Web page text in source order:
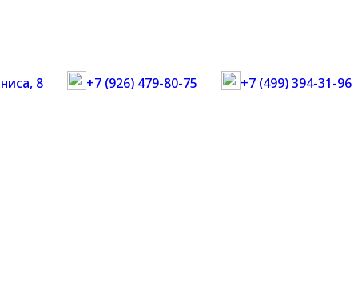
+7 (499) 394-31-96
+7 (926) 479-80-75
8